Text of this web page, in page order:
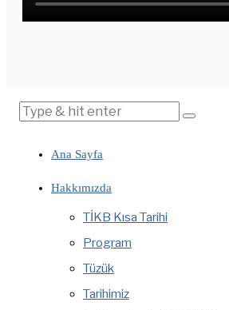
Ana Sayfa
Hakkımızda
TİKB Kısa Tarihi
Program
Tüzük
Tarihimiz